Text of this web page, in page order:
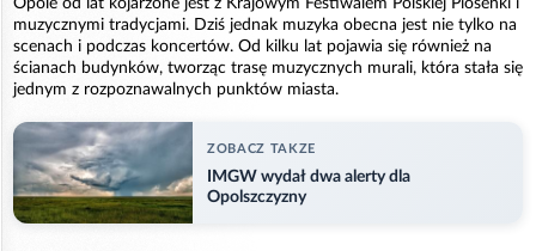
Opole od lat kojarzone jest z Krajowym Festiwalem Polskiej Piosenki i
muzycznymi tradycjami. Dziś jednak muzyka obecna jest nie tylko na
scenach i podczas koncertów. Od kilku lat pojawia się również na
ścianach budynków, tworząc trasę muzycznych murali, która stała się
jednym z rozpoznawalnych punktów miasta.
ZOBACZ TAKZE
IMGW wydał dwa alerty dla
Opolszczyzny